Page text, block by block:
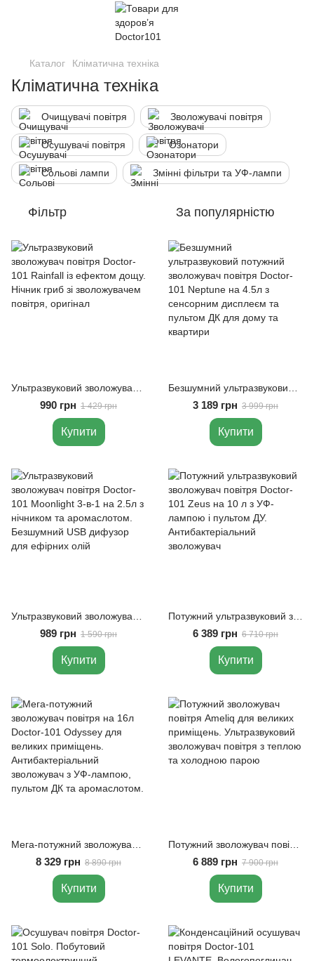
Каталог Кліматична техніка
Кліматична техніка
Очищувачі повітря Зволожувачі повітря
Осушувачі повітря Озонатори
Сольові лампи Змінні фільтри та УФ-лампи
Фільтр За популярністю
990 грн 1 429 грн
Купити
3 189 грн 3 999 грн
Купити
989 грн 1 590 грн
Купити
6 389 грн 6 710 грн
Купити
8 329 грн 8 890 грн
Купити
6 889 грн 7 900 грн
Купити